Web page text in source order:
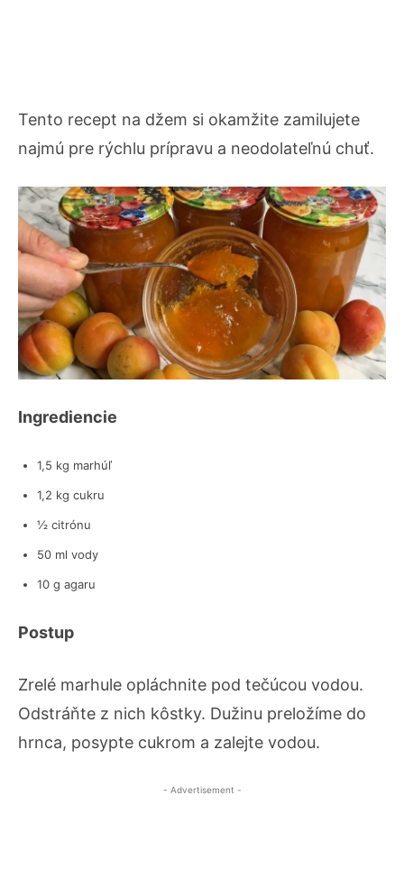
Tento recept na džem si okamžite zamilujete
najmú pre rýchlu prípravu a neodolateľnú chuť.
Ingrediencie
1,5 kg marhúľ
1,2 kg cukru
½ citrónu
50 ml vody
10 g agaru
Postup
Zrelé marhule opláchnite pod tečúcou vodou.
Odstráňte z nich kôstky. Dužinu preložíme do
hrnca, posypte cukrom a zalejte vodou.
- Advertisement -